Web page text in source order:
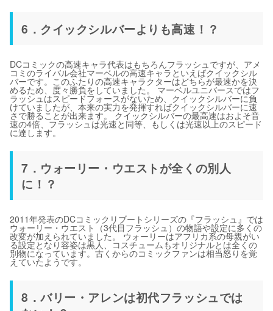
6．クイックシルバーよりも高速！？
DCコミックの高速キャラ代表はもちろんフラッシュですが、アメ
コミのライバル会社マーベルの高速キャラといえばクイックシル
バーです。このふたりの高速キャラクターはどちらが最速かを決
めるため、度々勝負をしていました。 マーベルユニバースではフ
ラッシュはスピードフォースがないため、クイックシルバーに負
けていましたが、本来の実力を発揮すればクイックシルバーに速
さで勝ることが出来ます。 クイックシルバーの最高速はおよそ音
速の4倍、フラッシュは光速と同等、もしくは光速以上のスピード
に達します。
7．ウォーリー・ウエストが全くの別人
に！？
2011年発表のDCコミックリブートシリーズの『フラッシュ』では
ウォーリー・ウエスト（3代目フラッシュ）の物語や設定に多くの
改変が加えられていました。 ウォーリーはアフリカ系の母親がい
る設定となり容姿は黒人、コスチュームもオリジナルとは全くの
別物になっています。古くからのコミックファンは相当怒りを覚
えていたようです。
8．バリー・アレンは初代フラッシュでは